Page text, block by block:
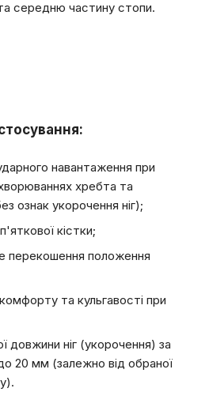
та середню частину стопи.
навантаження при
хребта та
ознак укорочення ніг);
кістки;
перекошення положення
та кульгавості при
довжини ніг (укорочення) за
до 20 мм (залежно від обраної